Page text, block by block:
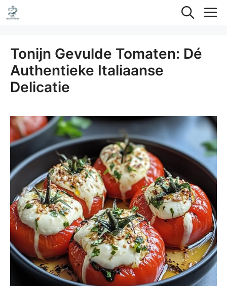
Ga
naar
inhoud
Tonijn Gevulde Tomaten: Dé
Authentieke Italiaanse
Delicatie